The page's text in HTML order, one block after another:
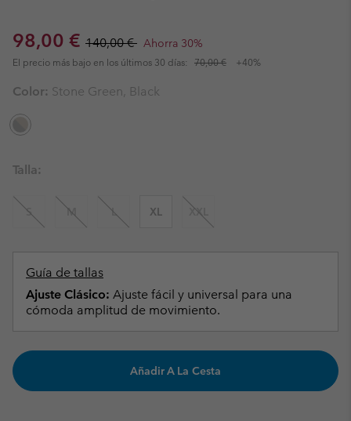
Sale price:
98,00 € Regular price:
140,00 € Ahorra 30%
El precio más bajo en los últimos 30 días: 70,00 € +40%
Color: Stone Green, Black
Talla:
S M L XL XXL
Guía de tallas
Ajuste Clásico: Ajuste fácil y universal para una
cómoda amplitud de movimiento.
Añadir A La Cesta